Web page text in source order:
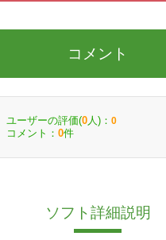
コメント
ユーザーの評価(0 人)： 0
コメント： 0件
ソフト詳細説明